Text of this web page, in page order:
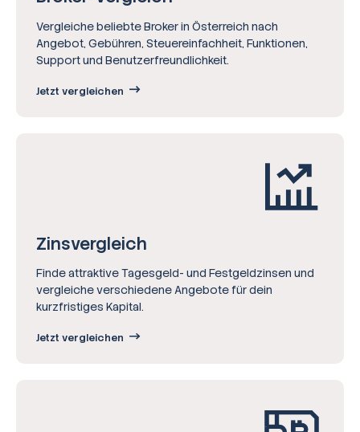
Vergleiche beliebte Broker in Österreich nach
Angebot, Gebühren, Steuereinfachheit, Funktionen,
Support und Benutzerfreundlichkeit.
Jetzt vergleichen
Zinsvergleich
Finde attraktive Tagesgeld- und Festgeldzinsen und
vergleiche verschiedene Angebote für dein
kurzfristiges Kapital.
Jetzt vergleichen